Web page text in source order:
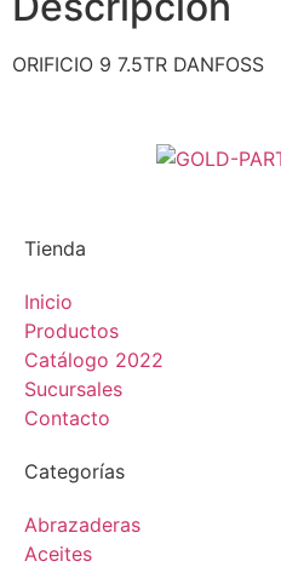
ORIFICIO 9 7.5TR DANFOSS
Tienda
Inicio
Productos
Catálogo 2022
Sucursales
Contacto
Categorías
Abrazaderas
Aceites